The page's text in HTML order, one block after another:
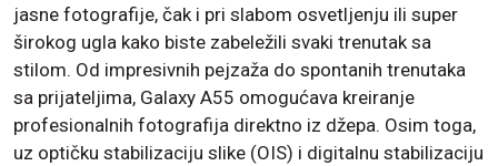
jasne fotografije, čak i pri slabom osvetljenju ili super
širokog ugla kako biste zabeležili svaki trenutak sa
stilom. Od impresivnih pejzaža do spontanih trenutaka
sa prijateljima, Galaxy A55 omogućava kreiranje
profesionalnih fotografija direktno iz džepa. Osim toga,
uz optičku stabilizaciju slike (OIS) i digitalnu stabilizaciju